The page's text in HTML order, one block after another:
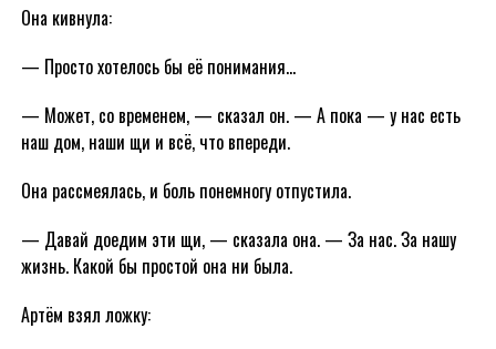
Она кивнула:
— Просто хотелось бы её понимания…
— Может, со временем, — сказал он. — А пока — у нас есть
наш дом, наши щи и всё, что впереди.
Она рассмеялась, и боль понемногу отпустила.
— Давай доедим эти щи, — сказала она. — За нас. За нашу
жизнь. Какой бы простой она ни была.
Артём взял ложку: